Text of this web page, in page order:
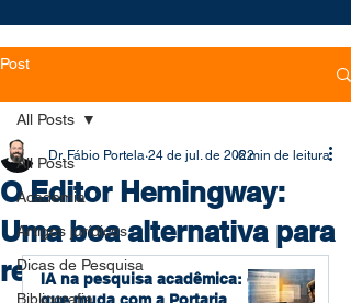
Post
All Posts
Academia
Artigos jurídicos
Dicas de Pesquisa
Bibliografia
All Posts
O Editor Hemingway:
Uma boa alternativa para
revisar textos
Dr. Fábio Portela 24 de jul. de 20226 min de leitura
IA na pesquisa acadêmica: o